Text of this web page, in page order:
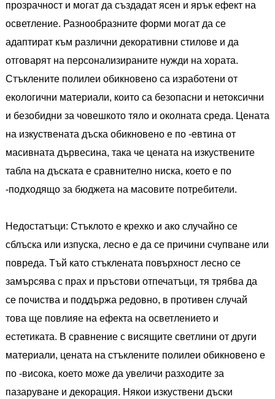
прозрачност и могат да създадат ясен и ярък ефект на
осветление. Разнообразните форми могат да се
адаптират към различни декоративни стилове и да
отговарят на персонализираните нужди на хората.
Стъклените полилеи обикновено са изработени от
екологични материали, които са безопасни и нетоксични
и безобидни за човешкото тяло и околната среда. Цената
на изкуствената дъска обикновено е по -евтина от
масивната дървесина, така че цената на изкуствените
табла на дъската е сравнително ниска, което е по
-подходящо за бюджета на масовите потребители.
Недостатъци: Стъклото е крехко и ако случайно се
сблъска или изпуска, лесно е да се причини счупване или
повреда. Тъй като стъклената повърхност лесно се
замърсява с прах и пръстови отпечатъци, тя трябва да
се почиства и поддържа редовно, в противен случай
това ще повлияе на ефекта на осветлението и
естетиката. В сравнение с висящите светлини от други
материали, цената на стъклените полилеи обикновено е
по -висока, което може да увеличи разходите за
пазаруване и декорация. Някои изкуствени дъски